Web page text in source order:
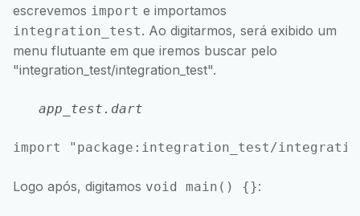
escrevemos import e importamos
integration_test. Ao digitarmos, será exibido um
menu flutuante em que iremos buscar pelo
"integration_test/integration_test".
app_test.dart
Logo após, digitamos void main() {}: